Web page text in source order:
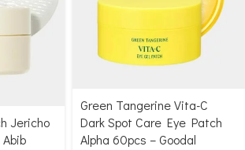
Jericho
Green Tangerine Vita-C
Dark Spot Care Eye Patch
Alpha 60pcs – Goodal